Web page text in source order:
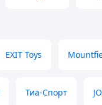
EXIT Toys
Тиа-Спорт